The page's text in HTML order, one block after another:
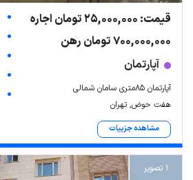
قیمت: 25,000,000 تومان اجاره
700,000,000 تومان رهن
آپارتمان
آپارتمان ۸۵متری سامان شمالی
هفت حوض, تهران
مشاهده جزییات
1 تصویر